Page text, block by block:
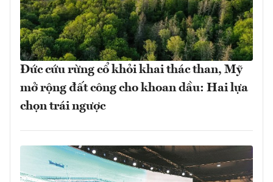
Đức cứu rừng cổ khỏi khai thác than, Mỹ
mở rộng đất công cho khoan dầu: Hai lựa
chọn trái ngược